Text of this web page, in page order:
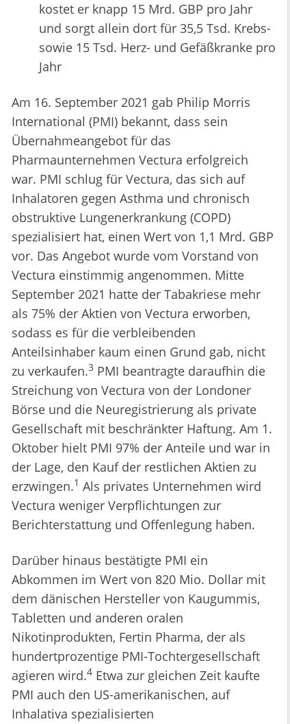
kostet er knapp 15 Mrd. GBP pro Jahr
und sorgt allein dort für 35,5 Tsd. Krebs-
sowie 15 Tsd. Herz- und Gefäßkranke pro
Jahr
Am 16. September 2021 gab Philip Morris
International (PMI) bekannt, dass sein
Übernahmeangebot für das
Pharmaunternehmen Vectura erfolgreich
war. PMI schlug für Vectura, das sich auf
Inhalatoren gegen Asthma und chronisch
obstruktive Lungenerkrankung (COPD)
spezialisiert hat, einen Wert von 1,1 Mrd. GBP
vor. Das Angebot wurde vom Vorstand von
Vectura einstimmig angenommen. Mitte
September 2021 hatte der Tabakriese mehr
als 75% der Aktien von Vectura erworben,
sodass es für die verbleibenden
Anteilsinhaber kaum einen Grund gab, nicht
zu verkaufen.3 PMI beantragte daraufhin die
Streichung von Vectura von der Londoner
Börse und die Neuregistrierung als private
Gesellschaft mit beschränkter Haftung. Am 1.
Oktober hielt PMI 97% der Anteile und war in
der Lage, den Kauf der restlichen Aktien zu
erzwingen.1 Als privates Unternehmen wird
Vectura weniger Verpflichtungen zur
Berichterstattung und Offenlegung haben.
Darüber hinaus bestätigte PMI ein
Abkommen im Wert von 820 Mio. Dollar mit
dem dänischen Hersteller von Kaugummis,
Tabletten und anderen oralen
Nikotinprodukten, Fertin Pharma, der als
hundertprozentige PMI-Tochtergesellschaft
agieren wird.4 Etwa zur gleichen Zeit kaufte
PMI auch den US-amerikanischen, auf
Inhalativa spezialisierten